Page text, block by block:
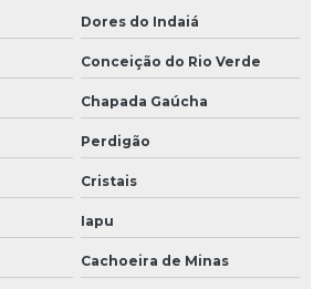
Dores do Indaiá
Conceição do Rio Verde
Chapada Gaúcha
Perdigão
Cristais
Iapu
Cachoeira de Minas